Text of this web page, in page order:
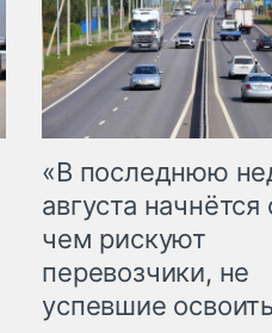
«В последнюю
августа начнётся
чем рискуют
перевозчики, не
успевшие